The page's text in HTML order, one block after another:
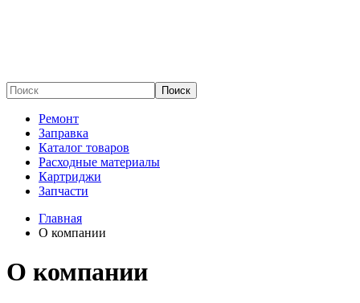
Поиск
Ремонт
Заправка
Каталог товаров
Расходные материалы
Картриджи
Запчасти
Главная
О компании
О компании